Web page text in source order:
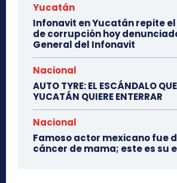
Yucatán
Infonavit en Yucatán repite
de corrupción hoy
General del Infonavit
Nacional
AUTO TYRE: EL ESCÁNDALO
YUCATÁN QUIERE ENTERRAR
Nacional
Famoso actor mexicano fue
cáncer de mama; este es su